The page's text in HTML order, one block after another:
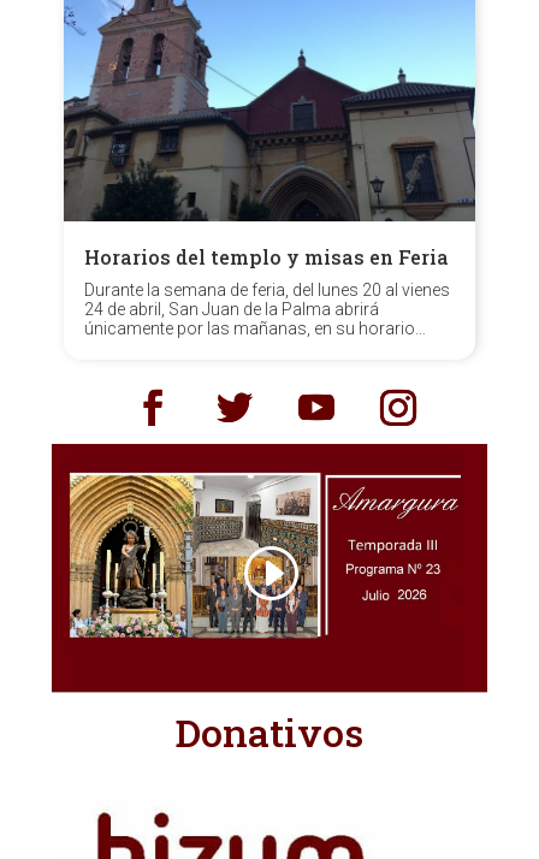
Horarios del templo y misas en Feria
Durante la semana de feria, del lunes 20 al vienes
24 de abril, San Juan de la Palma abrirá
únicamente por las mañanas, en su horario
Donativos